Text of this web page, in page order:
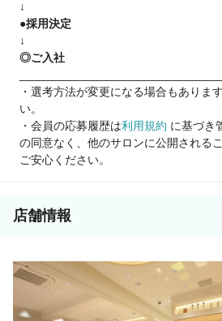
客単価1万円以上で集客も絶好調♪
※入客キャンペーン※
入客制限なし！
例)前職報酬30万円 ⇒現在報酬60万円
・選べる勤務時間
・WワークOK※週2日～OK♪
・余裕をもった施術時間(カット1h～、
・6月新規フリー客 各店実績
・土日休み・長期休みOK
・インボイス説明会・対策あり
・FC独立制度
↓
●採用決定
↓
◎ご入社
・選考方法が変更になる場合もありま
い。
・会員の応募履歴は利用規約 に基づき
の同意なく、他のサロンに公開される
ご安心ください。
店舗情報